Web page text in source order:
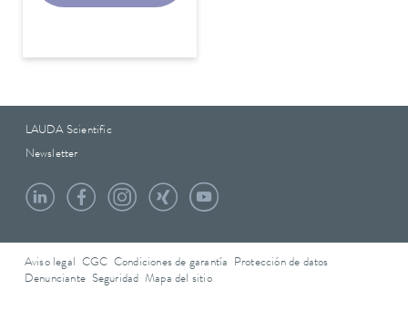
LAUDA Scientific
Newsletter
Aviso legal CGC Condiciones de garantía
Protección de datos
Denunciante Seguridad Mapa del sitio